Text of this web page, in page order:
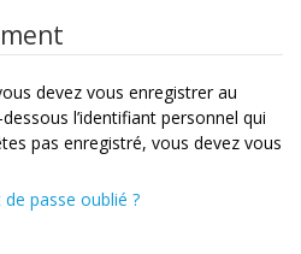
devez vous enregistrer au
l’identifiant personnel qui
pas enregistré, vous devez vous
passe oublié ?